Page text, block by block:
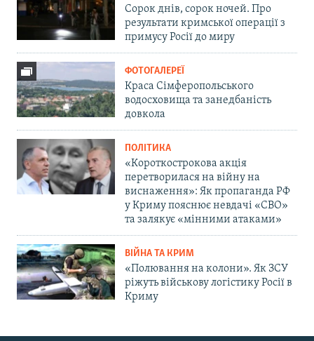
Сорок днів, сорок ночей. Про
результати кримської операції з
примусу Росії до миру
ФОТОГАЛЕРЕЇ
Краса Сімферопольського
водосховища та занедбаність
довкола
ПОЛІТИКА
«Короткострокова акція
перетворилася на війну на
виснаження»: Як пропаганда РФ
у Криму пояснює невдачі «СВО»
та залякує «мінними атаками»
ВІЙНА ТА КРИМ
«Полювання на колони». Як ЗСУ
ріжуть військову логістику Росії в
Криму